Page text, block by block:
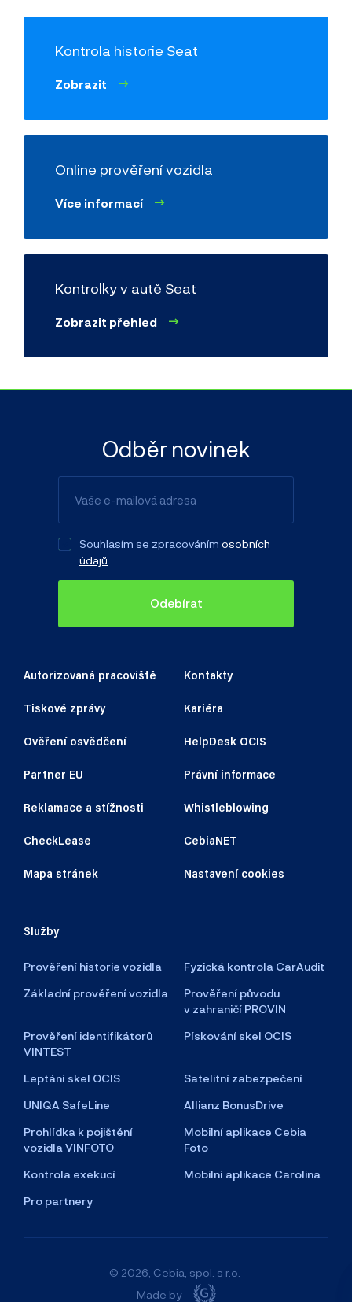
Kontrola historie Seat
Zobrazit
Online prověření vozidla
Více informací
Kontrolky v autě Seat
Zobrazit přehled
Autorizovaná pracoviště Kontakty
Tiskové zprávy Kariéra
Ověření osvědčení HelpDesk OCIS
Partner EU Právní informace
Reklamace a stížnosti Whistleblowing
CheckLease CebiaNET
Mapa stránek Nastavení cookies
Služby
Prověření historie vozidla
Fyzická kontrola CarAudit
Základní prověření vozidla
Prověření původu
v zahraničí PROVIN
Prověření identifikátorů
VINTEST
Pískování skel OCIS
Leptání skel OCIS
Satelitní zabezpečení
UNIQA SafeLine
Allianz BonusDrive
Prohlídka k pojištění
vozidla VINFOTO
Mobilní aplikace Cebia
Foto
Kontrola exekucí
Mobilní aplikace Carolina
Pro partnery
Odběr novinek
Souhlasím se zpracováním osobních
údajů
Odebírat
© 2026, Cebia, spol. s r.o.
Made by